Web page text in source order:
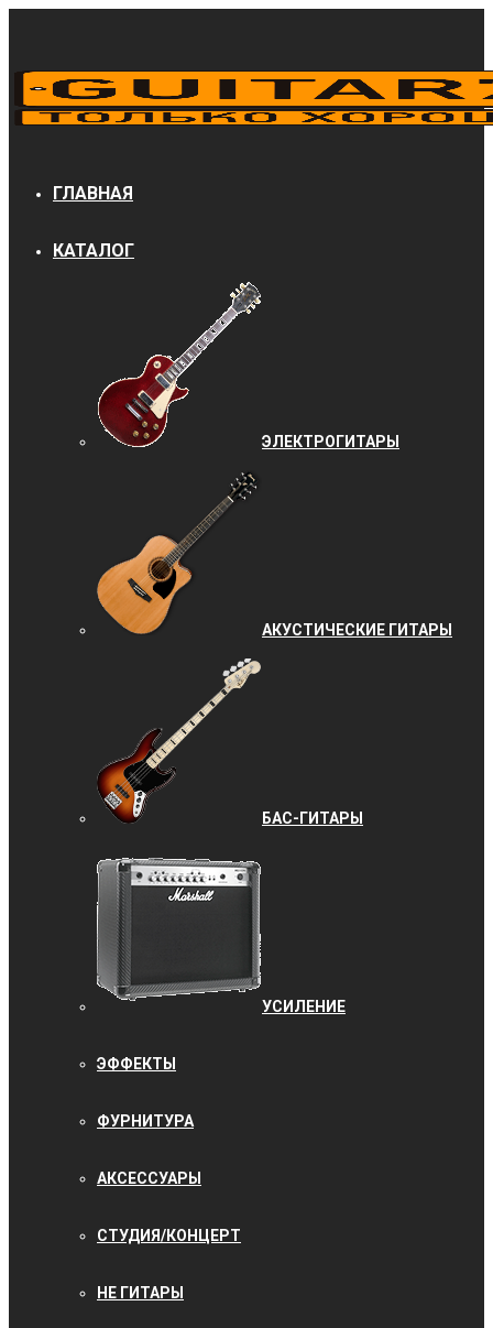
ГЛАВНАЯ
КАТАЛОГ
ЭЛЕКТРОГИТАРЫ
АКУСТИЧЕСКИЕ ГИТАРЫ
БАС-ГИТАРЫ
УCИЛЕНИЕ
ЭФФЕКТЫ
ФУРНИТУРА
АКСЕССУАРЫ
СТУДИЯ/КОНЦЕРТ
НЕ ГИТАРЫ